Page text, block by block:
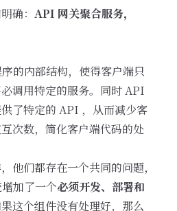
确： API 网关聚合服务，
的内部结构，使得客户端只
调用特定的服务。同时 API
了特定的 API ，从而减少客
次数，简化客户端代码的处
他们都存在一个共同的问题，
加了一个必须开发、部署和
这个组件没有处理好，那么